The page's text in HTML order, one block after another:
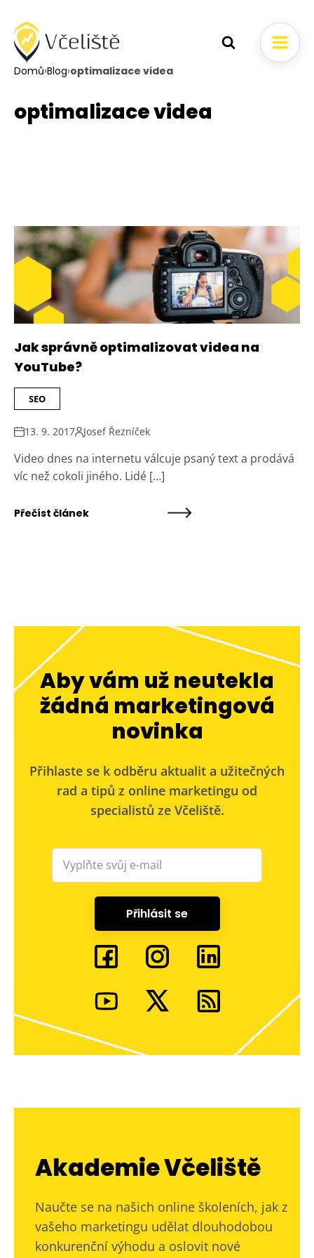
Domů›Blog›optimalizace videa
optimalizace videa
Jak správně optimalizovat videa na
YouTube?
SEO
13. 9. 2017 Josef Řezníček
Video dnes na internetu válcuje psaný text a prodává
víc než cokoli jiného. Lidé […]
Přečíst článek
Aby vám už neutekla
žádná marketingová
novinka
Přihlaste se k odběru aktualit a užitečných
rad a tipů z online marketingu od
specialistů ze Včeliště.
Přihlásit se
Akademie Včeliště
Naučte se na našich online školeních, jak z
vašeho marketingu udělat dlouhodobou
konkurenční výhodu a oslovit nové